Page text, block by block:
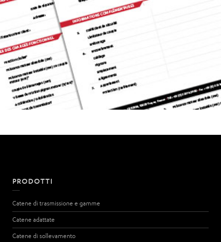
PRODOTTI
Catene di trasmissione e gamme
Catene adattate
Catene di sollevamento